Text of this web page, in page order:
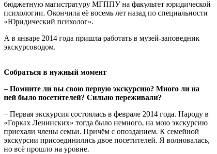
бюджетную магистратуру МГППУ на факультет юридической
психологии. Окончила её восемь лет назад по специальности
«Юридический психолог».
А в январе 2014 года пришла работать в музей-заповедник
экскурсоводом.
Собраться в нужный момент
– Помните ли вы свою первую экскурсию? Много ли на
ней было посетителей? Сильно переживали?
– Первая экскурсия состоялась в феврале 2014 года. Народу в
«Горках Ленинских» тогда было немного, на мою экскурсию
приехали члены семьи. Причём с опозданием. К семейной
экскурсии присоединились двое посетителей. Я волновалась,
но всё прошло на уровне.